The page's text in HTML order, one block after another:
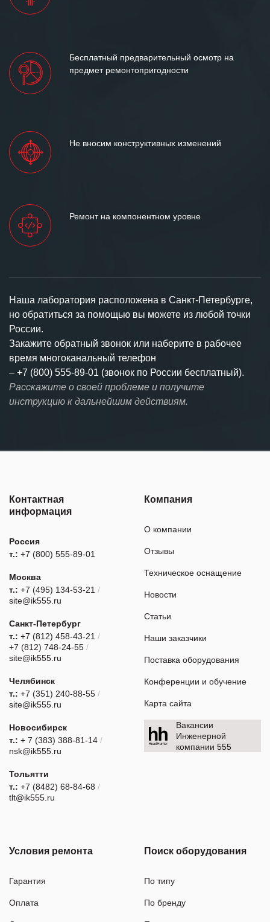
Бесплатный предварительный осмотр на
предмет ремонтопригодности
Не вносим конструктивных изменений
Ремонт на компонентном уровне
Наша лаборатория расположена в Санкт-Петербурге,
но обратиться за помощью вы можете из любой точки
России.
Закажите обратный звонок или наберите в рабочее
время многоканальный телефон
– +7 (800) 555-89-01 (звонок по России бесплатный).
Расскажите о своей проблеме и получите
инструкцию к дальнейшим действиям.
Контактная
информация
Россия
т.: +7 (800) 555-89-01
Москва
т.: +7 (495) 134-53-21 /
site@ik555.ru
Санкт-Петербург
т.: +7 (812) 458-43-21 /
+7 (812) 748-24-55 /
site@ik555.ru
Челябинск
т.: +7 (351) 240-88-55 /
site@ik555.ru
Новосибирск
т.: + 7 (383) 388-81-14 /
nsk@ik555.ru
Тольятти
т.: +7 (8482) 68-84-68 /
tlt@ik555.ru
Компания
О компании
Отзывы
Техническое оснащение
Новости
Статьи
Наши заказчики
Поставка оборудования
Конференции и обучение
Карта сайта
Вакансии
Инженерной
компании 555
Условия ремонта
Гарантия
Оплата
Поиск оборудования
По типу
По бренду